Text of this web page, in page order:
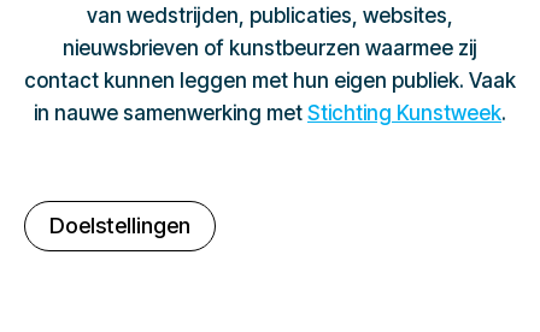
van wedstrijden, publicaties, websites,
nieuwsbrieven of kunstbeurzen waarmee zij
contact kunnen leggen met hun eigen publiek. Vaak
in nauwe samenwerking met Stichting Kunstweek.
Doelstellingen